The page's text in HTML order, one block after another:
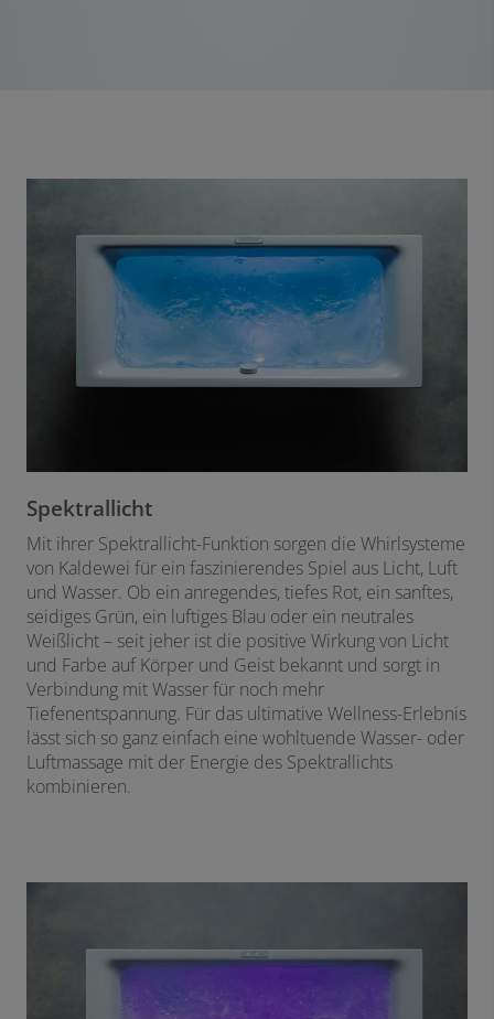
Spektrallicht
Mit ihrer Spektrallicht-Funktion sorgen die Whirlsysteme
von Kaldewei für ein faszinierendes Spiel aus Licht, Luft
und Wasser. Ob ein anregendes, tiefes Rot, ein sanftes,
seidiges Grün, ein luftiges Blau oder ein neutrales
Weißlicht – seit jeher ist die positive Wirkung von Licht
und Farbe auf Körper und Geist bekannt und sorgt in
Verbindung mit Wasser für noch mehr
Tiefenentspannung. Für das ultimative Wellness-Erlebnis
lässt sich so ganz einfach eine wohltuende Wasser- oder
Luftmassage mit der Energie des Spektrallichts
kombinieren.